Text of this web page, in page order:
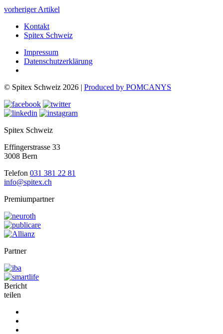
vorheriger Artikel
Kontakt
Spitex Schweiz
Impressum
Datenschutzerklärung
© Spitex Schweiz 2026 | Produced by POMCANYS
Spitex Schweiz
Effingerstrasse 33
3008 Bern
Telefon 031 381 22 81
info@spitex.ch
Premiumpartner
Partner
Bericht
teilen